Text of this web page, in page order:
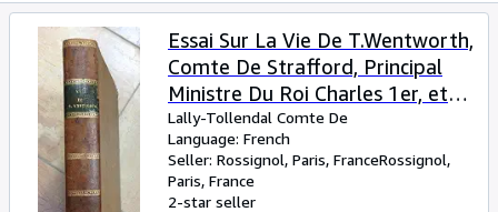
Browse Collections
Rare Books
Art & Collectables
Textbooks
Sellers
Essai Sur La Vie De T.Wentworth,
Comte De Strafford, Principal
Ministre Du Roi Charles 1er, et
Sur L'histoire Générale
d'Angleterre, d'Ecosse et
d'Irlande à Cette Époque.
Lally-Tollendal Comte De
Language: French
Seller: Rossignol, Paris, FranceRossignol,
Paris, France
2-star seller